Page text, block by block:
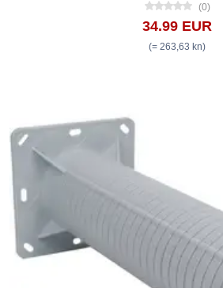
(0)
34.99 EUR
(= 263,63 kn)